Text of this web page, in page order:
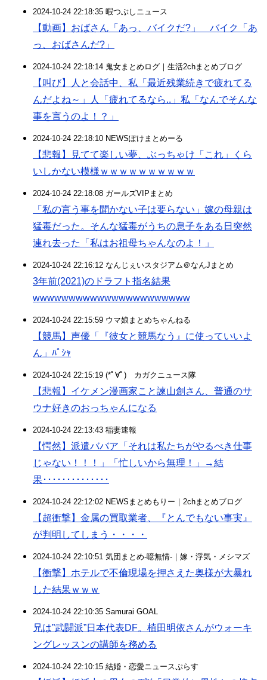
2024-10-24 22:18:35 暇つぶしニュース
【動画】おばさん「あっ、バイクだ?」 バイク「あ
っ、おばさんだ?」
2024-10-24 22:18:14 鬼女まとめログ｜生活2chまとめブログ
【叫び】人と会話中、私「最近残業続きで疲れてる
んだよね～」人「疲れてるなら..」私「なんでそんな
事を言うのよ！？」
2024-10-24 22:18:10 NEWSぽけまとめーる
【悲報】見てて楽しい夢、ぶっちゃけ「これ」くら
いしかない模様ｗｗｗｗｗｗｗｗｗｗ
2024-10-24 22:18:08 ガールズVIPまとめ
「私の言う事を聞かない子は要らない」嫁の母親は
猛毒だった。そんな猛毒がうちの息子をある日突然
連れ去った「私はお祖母ちゃんなのよ！」
2024-10-24 22:16:12 なんじぇいスタジアム＠なんJまとめ
3年前(2021)のドラフト指名結果
wwwwwwwwwwwwwwwwwwwwww
2024-10-24 22:15:59 ウマ娘まとめちゃんねる
【競馬】声優「『彼女と競馬なう』に使っていいよ
ん」ﾊﾟｼｬ
2024-10-24 22:15:19 (*ﾟ∀ﾟ)ゞカガクニュース隊
【悲報】イケメン漫画家こと諫山創さん、普通のサ
ウナ好きのおっちゃんになる
2024-10-24 22:13:43 稲妻速報
【愕然】派遣ババア「それは私たちがやるべき仕事
じゃない！！！」「忙しいから無理！」→結
果･･････････････
2024-10-24 22:12:02 NEWSまとめもりー｜2chまとめブログ
【超衝撃】金属の買取業者、『とんでもない事実』
が判明してしまう・・・・
2024-10-24 22:10:51 気団まとめ-噫無情-｜嫁・浮気・メシマズ
【衝撃】ホテルで不倫現場を押さえた奥様が大暴れ
した結果ｗｗｗ
2024-10-24 22:10:35 Samurai GOAL
兄は”武闘派”日本代表DF。植田明依さんがウォーキ
ングレッスンの講師を務める
2024-10-24 22:10:15 結婚・恋愛ニュースぷらす